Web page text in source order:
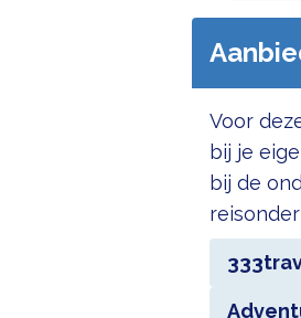
Voor
bij je
bij de